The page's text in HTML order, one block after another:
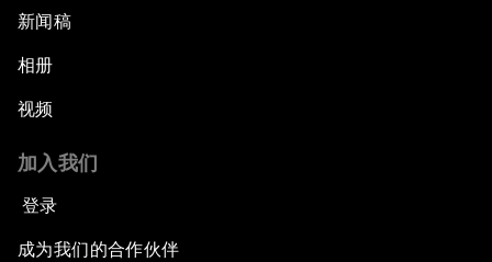
新闻稿
相册
视频
加入我们
登录
成为我们的合作伙伴